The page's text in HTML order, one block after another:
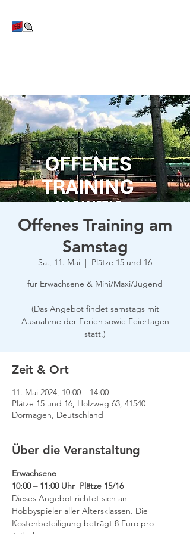
Offenes Training am
Samstag
Sa., 11. Mai
  |
Plätze 15 und 16
für Erwachsene & Mini/Maxi/Jugend
(Das Angebot findet samstags mit
Ausnahme der Ferien sowie Feiertagen
Zeit & Ort
11. Mai 2024, 10:00 – 14:00
Plätze 15 und 16, Holzweg 63, 41540
Dormagen, Deutschland
Über die Veranstaltung
Erwachsene
10:00 – 11:00 Uhr  Plätze 15/16
Dieses Angebot richtet sich an
Hobbyspieler aller Altersklassen. Die
Kostenbeteiligung beträgt 8 Euro pro